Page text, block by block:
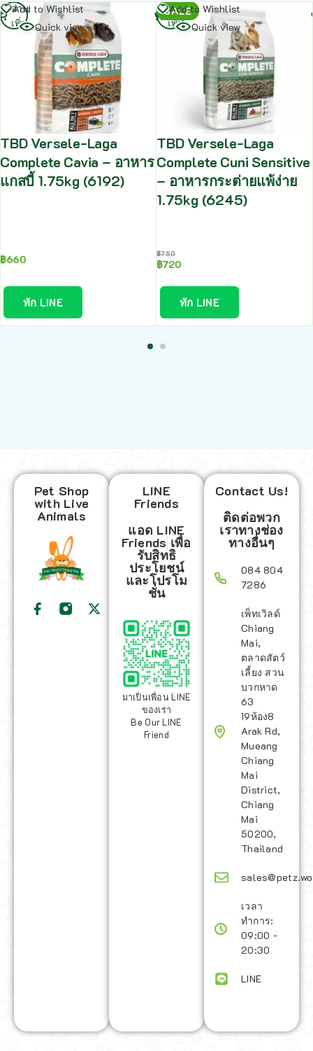
Add to Wishlist
Quick view
TBD Versele-Laga
Complete Cavia – อาหาร
แกสบี้ 1.75kg (6192)
฿660
ทัก LINE
อ่าน
เพิ่ม
SALE
Add to Wishlist
Quick view
TBD Versele-Laga
Complete Cuni Sensitive
– อาหารกระต่ายแพ้ง่าย
1.75kg (6245)
฿750
฿720
ทัก LINE
อ่าน
เพิ่ม
Pet Shop
with Live
Animals
LINE
Friends
แอด LINE
Friends เพื่อ
รับสิทธิ
ประโยชน์
และโปรโม
ชั่น
มาเป็นเพื่อน LINE
ของเรา
Be Our LINE
Friend
Contact Us!
ติดต่อพวก
เราทางช่อง
ทางอื่นๆ
084 804
7286
เพ็ทเวิลด์
Chiang
Mai,
ตลาดสัตว์
เลี้ยง สวน
บวกหาด
63
19ห้อง8
Arak Rd,
Mueang
Chiang
Mai
District,
Chiang
Mai
50200,
Thailand
เวลา
ทำการ:
09:00 -
20:30
LINE